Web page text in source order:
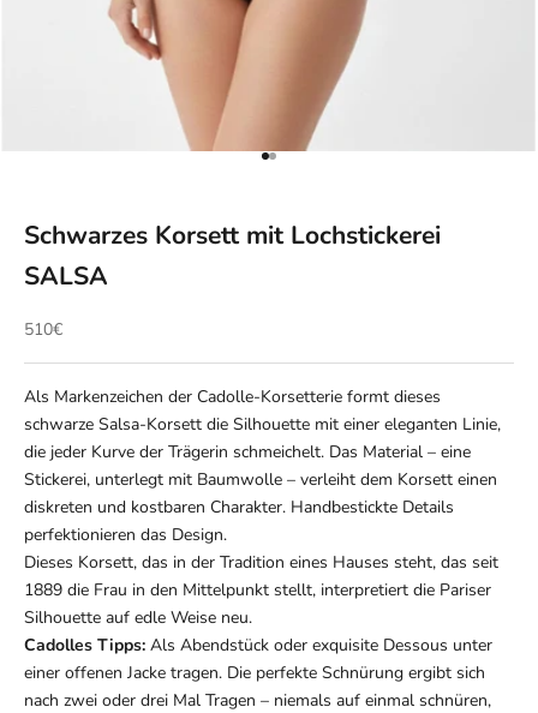
Gehe zu Element 1
Gehe zu Element 2
Schwarzes Korsett mit Lochstickerei
SALSA
Angebot
510€
Als Markenzeichen der Cadolle-Korsetterie formt dieses
schwarze Salsa-Korsett die Silhouette mit einer eleganten Linie,
die jeder Kurve der Trägerin schmeichelt. Das Material – eine
Stickerei, unterlegt mit Baumwolle – verleiht dem Korsett einen
diskreten und kostbaren Charakter. Handbestickte Details
perfektionieren das Design.
Dieses Korsett, das in der Tradition eines Hauses steht, das seit
1889 die Frau in den Mittelpunkt stellt, interpretiert die Pariser
Silhouette auf edle Weise neu.
Cadolles Tipps: Als Abendstück oder exquisite Dessous unter
einer offenen Jacke tragen. Die perfekte Schnürung ergibt sich
nach zwei oder drei Mal Tragen – niemals auf einmal schnüren,